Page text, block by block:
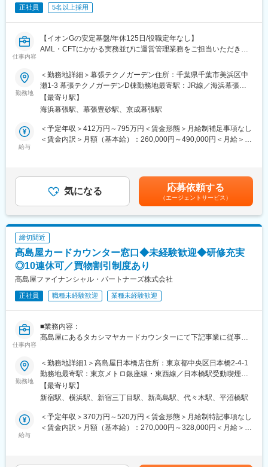
です。月に1回の営業会議では全国のメンバーが東京に集まり、好
事例の共有やトレーニング、本社スタッフとの交流を行います。
ュニケーションも活発な環境です！
一度退職して他社へ転職したものの「やはり当社で働きたい」と
■やりがい・魅力点
・裁量◎：1つのエリアを全てお任せし、提案から実行までを一任
されるため、裁量の大きさがやりがいに直結します。また正規販
売店の経営者に対する営業活動も行いますので、経営的視点が磨
見える形になるのが醍醐味です。
・営業車：自社ブランドの高級車を営業車として貸与します！
あります。（前例：マーケティング部へ異動/営業推進の業務への
キャリアチェンジ等）
・サポート体制：入社後東京本社にて、時間をかけてしっかりと
研修を行った上での配属となりますので、金融業界でのご経験が
変更の範囲：会社の定める業務
正社員 5名以上採用
仕事内容
【イオンGの安定基盤/年休125日/役職定年なし】
AML・CFTにかかる実務並びに運営管理業務をご担当いただきま
■業務内容：
・AML・CFTにかかる実務並びに運営管理
（取引モニタリング、取引フィルタリング、疑わしい取引届出、
捜査照会対応、救済法対応、外国人管理などの実務・運営管理を
ご担当いただきます。）
■働き方：
・シフト勤務制
を持つ銀行。”親しみやすく、便利で、わかりやすい”金融サービス
を目指しています。
・役職定年はなく、65歳定年制を設けています。
だくことで成長していただける職場です
・上位職位との距離も近く、フラットでコミュニケーションも活
発です
・キャリア採用入社の方に多く活躍いただいている職場です
■昇給・昇格について
していただけます
勤務地
＜勤務地詳細＞幕張テクノガーデン住所：千葉県千葉市美浜区中
瀬1-3 幕張テクノガーデンD棟勤務地最寄駅：JR線／海浜幕張駅
受動喫煙対策：屋内全面禁煙
【最寄り駅】
海浜幕張駅、幕張豊砂駅、京成幕張駅
給与
＜予定年収＞412万円～795万円＜賃金形態＞月給制補足事項なし
＜賃金内訳＞月額（基本給）：260,000円～490,000円＜月給＞
上下する可能性があります。月給(月額)は固定手当を含めた表記で
す。
気になる 応募依頼する
（エージェントサービス）
締切間近
髙島屋カードカウンター窓口◆未経験歓迎◆研修充実
◎10連休可／買物割引制度あり
髙島屋ファイナンシャル・パートナーズ株式会社
正社員 職種未経験歓迎 業種未経験歓迎
仕事内容
■業務内容：
髙島屋にあるタカシマヤカードカウンターにて下記事業に従事し
※カード勧誘は個人ではなく配属部署全体での目標設定となりま
す。
※【制度・福利厚生備考】に教育研修の詳細を記載しております。
・カードカウンター運営に関わる営業事務
・高島屋(専門店含む)と連携したカード獲得の推進業務
・カード入会受付カウンター運営とカード獲得スタッフの管理業
勤務地
＜勤務地詳細1＞高島屋日本橋店住所：東京都中央区日本橋2-4-1
勤務地最寄駅：東京メトロ銀座線・東西線／日本橋駅受動喫煙対
策：屋内全面禁煙＜勤務地詳細2＞髙島屋新宿店住所：東京都渋谷
区千駄ヶ谷5-24-2 勤務地最寄駅：JR各線／新宿駅受動喫煙対策：
西区南幸1-6-31 受動喫煙対策：屋内全面禁煙変更の範囲：会社の
定める事業所
【最寄り駅】
新宿駅、横浜駅、新宿三丁目駅、新高島駅、代々木駅、平沼橋駅
給与
＜予定年収＞370万円～520万円＜賃金形態＞月給制特記事項なし
＜賃金内訳＞月額（基本給）：270,000円～328,000円＜月給＞